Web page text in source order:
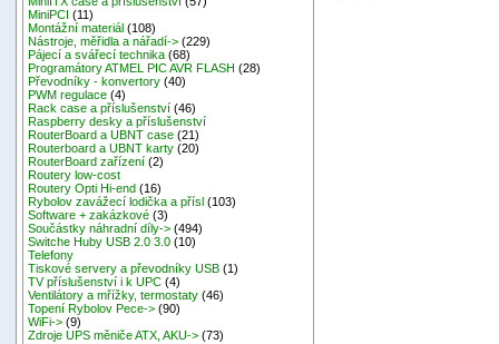
MiniPCI (11)
Montážní materiál (108)
Nástroje, měřidla a nářadí-> (229)
Pájecí a svářecí technika (68)
Programátory ATMEL PIC AVR FLASH (28)
Převodníky - konvertory (40)
PWM regulace (4)
Rack case a příslušenství (46)
Raspberry desky a příslušenství
RouterBoard a UBNT case (21)
Routerboard a UBNT karty (20)
RouterBoard zařízení (2)
Routery low-cost
Routery Opti Hi-end (16)
Rybolov zavážecí lodička a přísl (103)
Software + zakázkové (3)
Součástky náhradní díly-> (494)
Switche Huby USB 2.0 3.0 (10)
Telefony
Tiskové servery a převodníky USB (1)
TV příslušenství i k UPC (4)
Ventilátory a mřížky, termostaty (46)
Topení Rybolov Pece-> (90)
WiFi-> (9)
Zdroje UPS měniče ATX, AKU-> (73)